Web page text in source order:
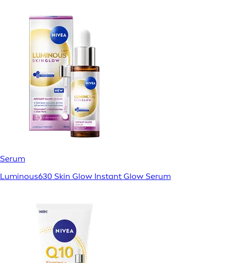
Serum
Luminous630 Skin Glow Instant Glow Serum